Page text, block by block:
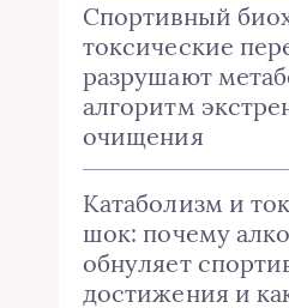
Спортивный
токсические
разрушают
алгоритм
очищения
Катаболизм и
шок: почему
обнуляет
достижения и